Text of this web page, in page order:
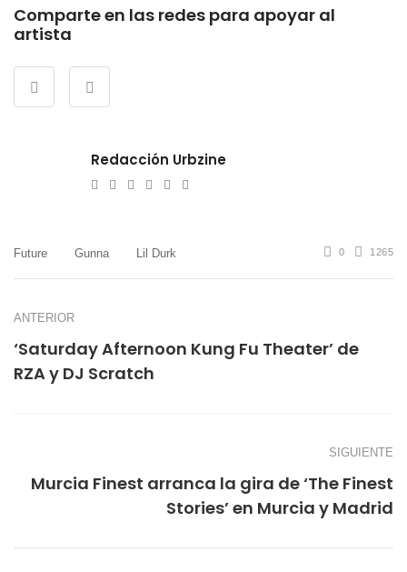
Comparte en las redes para apoyar al
artista
Redacción Urbzine
WebsiteTwitterFacebook
Youtube
Future Gunna Lil Durk 0 1265
ANTERIOR
‘Saturday Afternoon Kung Fu Theater’ de
RZA y DJ Scratch
SIGUIENTE
Murcia Finest arranca la gira de ‘The Finest
Stories’ en Murcia y Madrid